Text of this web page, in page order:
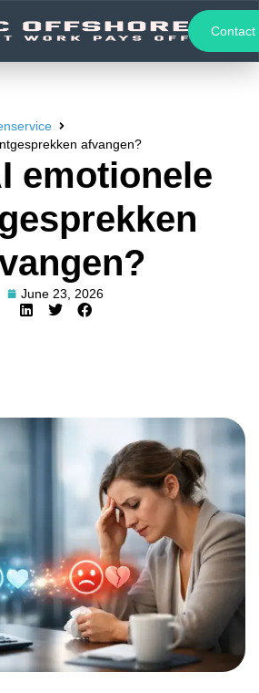
Contact
afvangen?
emotionele
June 23, 2026